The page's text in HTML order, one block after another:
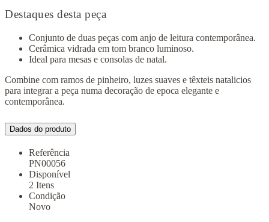
Destaques desta peça
Conjunto de duas peças com anjo de leitura contemporânea.
Cerâmica vidrada em tom branco luminoso.
Ideal para mesas e consolas de natal.
Combine com ramos de pinheiro, luzes suaves e têxteis natalicios
para integrar a peça numa decoração de epoca elegante e
contemporânea.
Dados do produto
Referência
PN00056
Disponível
2 Itens
Condição
Novo